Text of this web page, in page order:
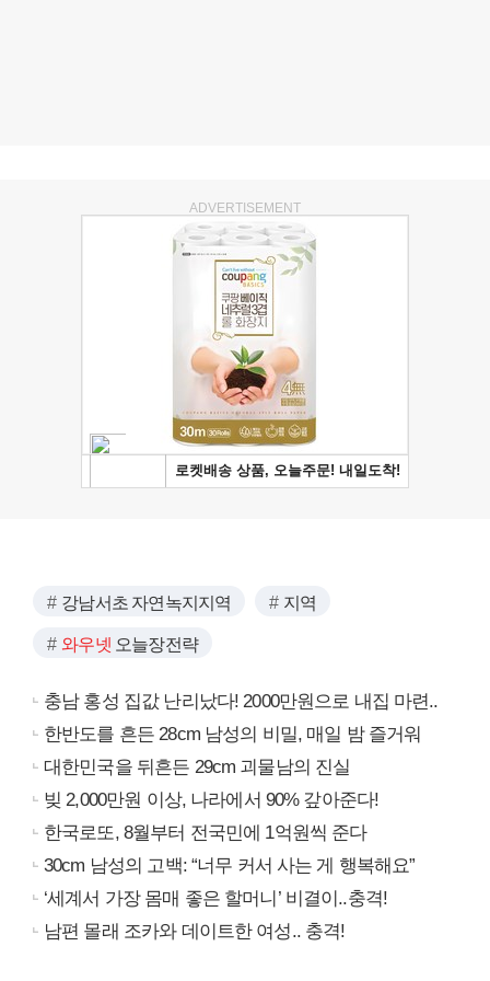
ADVERTISEMENT
강남서초 자연녹지지역 지역
와우넷 오늘장전략
충남 홍성 집값 난리났다! 2000만원으로 내집 마련..
한반도를 흔든 28cm 남성의 비밀, 매일 밤 즐거워
대한민국을 뒤흔든 29cm 괴물남의 진실
빚 2,000만원 이상, 나라에서 90% 갚아준다!
한국로또, 8월부터 전국민에 1억원씩 준다
30cm 남성의 고백: “너무 커서 사는 게 행복해요”
‘세계서 가장 몸매 좋은 할머니’ 비결이..충격!
남편 몰래 조카와 데이트한 여성.. 충격!